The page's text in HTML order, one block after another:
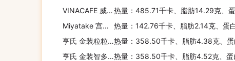
VINACAFE 威拿 鸡蛋玉米牛奶麦片热量：485.71千卡、脂肪14.29克、
Miyatake 宫武 炒面(鳕鱼子风味)
热量：142.76千卡、脂肪2.14克、
亨氏 金装粒粒面猪肝枸杞面热量：358.50千卡、脂肪4.38克、蛋
亨氏 金装智多多牛肉蔬菜营养面条热量：358.50千卡、脂肪4.52克、蛋